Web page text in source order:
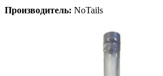
Производитель: NoTails